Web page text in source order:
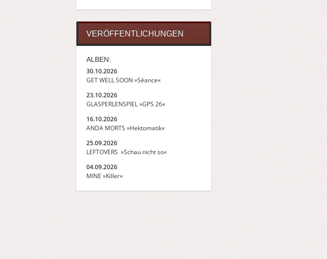
VERÖFFENTLICHUNGEN
ALBEN:
30.10.2026
GET WELL SOON »Séance«
23.10.2026
GLASPERLENSPIEL »GPS 26«
16.10.2026
ANDA MORTS »Hektomatik«
25.09.2026
LEFTOVERS »Schau nicht so«
04.09.2026
MINE »Killer«